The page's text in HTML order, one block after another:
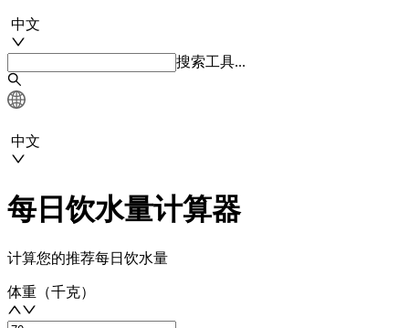
中文
搜索工具...
中文
每日饮水量计算器
计算您的推荐每日饮水量
体重（千克）